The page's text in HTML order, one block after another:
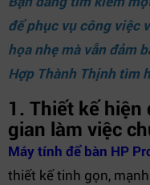
để phục vụ công việc
họa nhẹ mà vẫn đảm
Hợp Thành Thịnh tìm
1. Thiết kế
gian làm việc
Máy tính để bàn HP
thiết kế tinh gọn,